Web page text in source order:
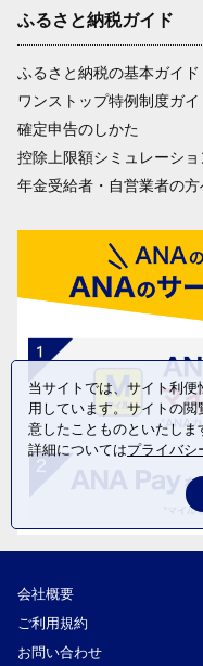
ふるさと納税ガイド
ふるさと納税の基本ガイド
ワンストップ特例制度ガイ
確定申告のしかた
控除上限額シミュレーショ
年金受給者・自営業者の方
会社概要
ご利用規約
お問い合わせ
当サイトでは、サイト利
用しています。サイトの
意したことものといたしま
詳細についてはプライバシ